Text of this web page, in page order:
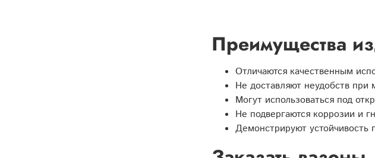
Преимущества
Отличаются качественным
Не доставляют неудобств при
Могут использоваться под
Не подвергаются коррозии и
Демонстрируют устойчивость